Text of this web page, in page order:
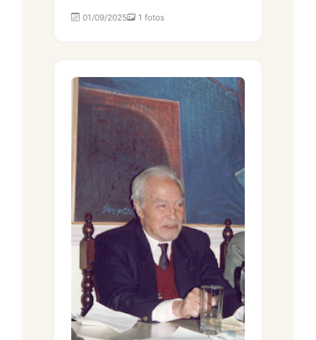
01/09/2025 1 fotos